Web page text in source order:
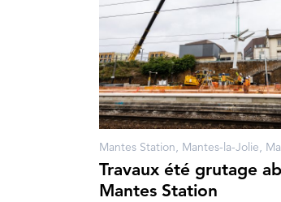
Travaux été grutage
Mantes Station